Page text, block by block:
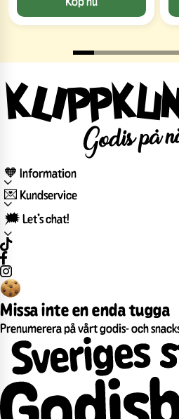
🧡 Information
💌 Kundservice
🗯️ Let’s chat!
Missa inte en enda tugga
Prenumerera på vårt godis- och